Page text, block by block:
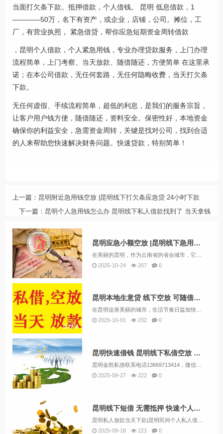
当面打欠条下款。抵押借款，个人借钱。 昆明 低息借款，1
————50万，名下有资产，或企业，店铺，公司。摊位，工
厂，有营业执照， 紧急借贷，帮你应急短期资金周转借款
，昆明个人借款，个人紧急用钱，专业办理贷款服务，上门办理
流程简单，上门考察、当天放款、随借随还，方便简单 在这里承
诺；在本公司借款，无任何套路，无任何隐晦收费，当天打欠条
下款。
无任何虚假、手续流程简单，超低的利息，是我们的服务宗旨，
让客户用户钱方便，随借随还，资料安全。保密性好，本地资金
确保你的利益安全，急需资金周转，关键是找对公司，找到合适
的人来帮助您快速解决财务问题。快速贷款，特别简单！
上一篇： 昆明附近急用钱空放 |昆明线下打欠条应急贷 24小时下款
下一篇： 昆明个人急用钱怎么办 昆明线下私人借款找到了 当天拿钱
昆明应急小额空放 |昆明线下急用钱私人借 无需任何抵押
2025-10-24
207 0
昆明本地生意贷 线下空放 可随借随还 私人贷好下款
2025-10-01
232 0
昆明快速借钱 昆明线下私借空放 个人资金应急下款
2025-09-27
222 0
昆明线下短借 无需抵押 快速个人放款 24小时急用钱
2025-09-18
221 0